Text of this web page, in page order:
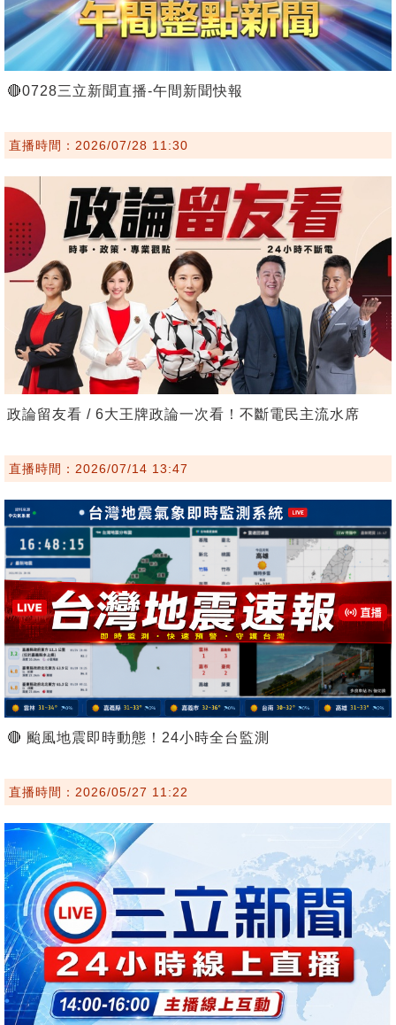
🔴0728三立新聞直播-午間新聞快報
直播時間：2026/07/28 11:30
政論留友看 / 6大王牌政論一次看！不斷電民主流水席
直播時間：2026/07/14 13:47
🔴 颱風地震即時動態！24小時全台監測
直播時間：2026/05/27 11:22